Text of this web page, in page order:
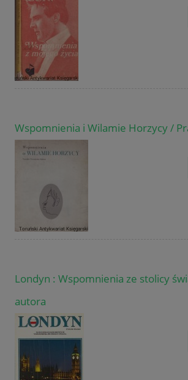
Wspomnienia i Wilamie Horzycy /
Londyn : Wspomnienia ze stolicy
autora